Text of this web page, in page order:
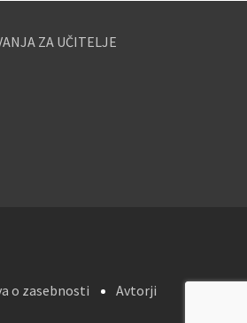
ZA UČITELJE
o zasebnosti Avtorji